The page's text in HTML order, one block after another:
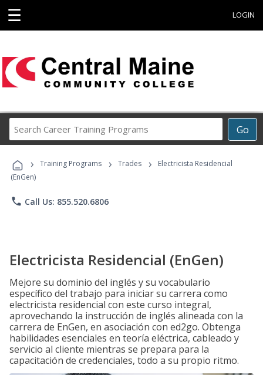
☰ LOGIN
Go
Career
Programs
› Training Programs › Trades ›
Electricista Residencial
(EnGen)
phone Call Us: 855.520.6806
Electricista Residencial (EnGen)
Mejore su dominio del inglés y su vocabulario
específico del trabajo para iniciar su carrera como
electricista residencial con este curso integral,
aprovechando la instrucción de inglés alineada con la
carrera de EnGen, en asociación con ed2go. Obtenga
habilidades esenciales en teoría eléctrica, cableado y
servicio al cliente mientras se prepara para la
capacitación de credenciales, todo a su propio ritmo.